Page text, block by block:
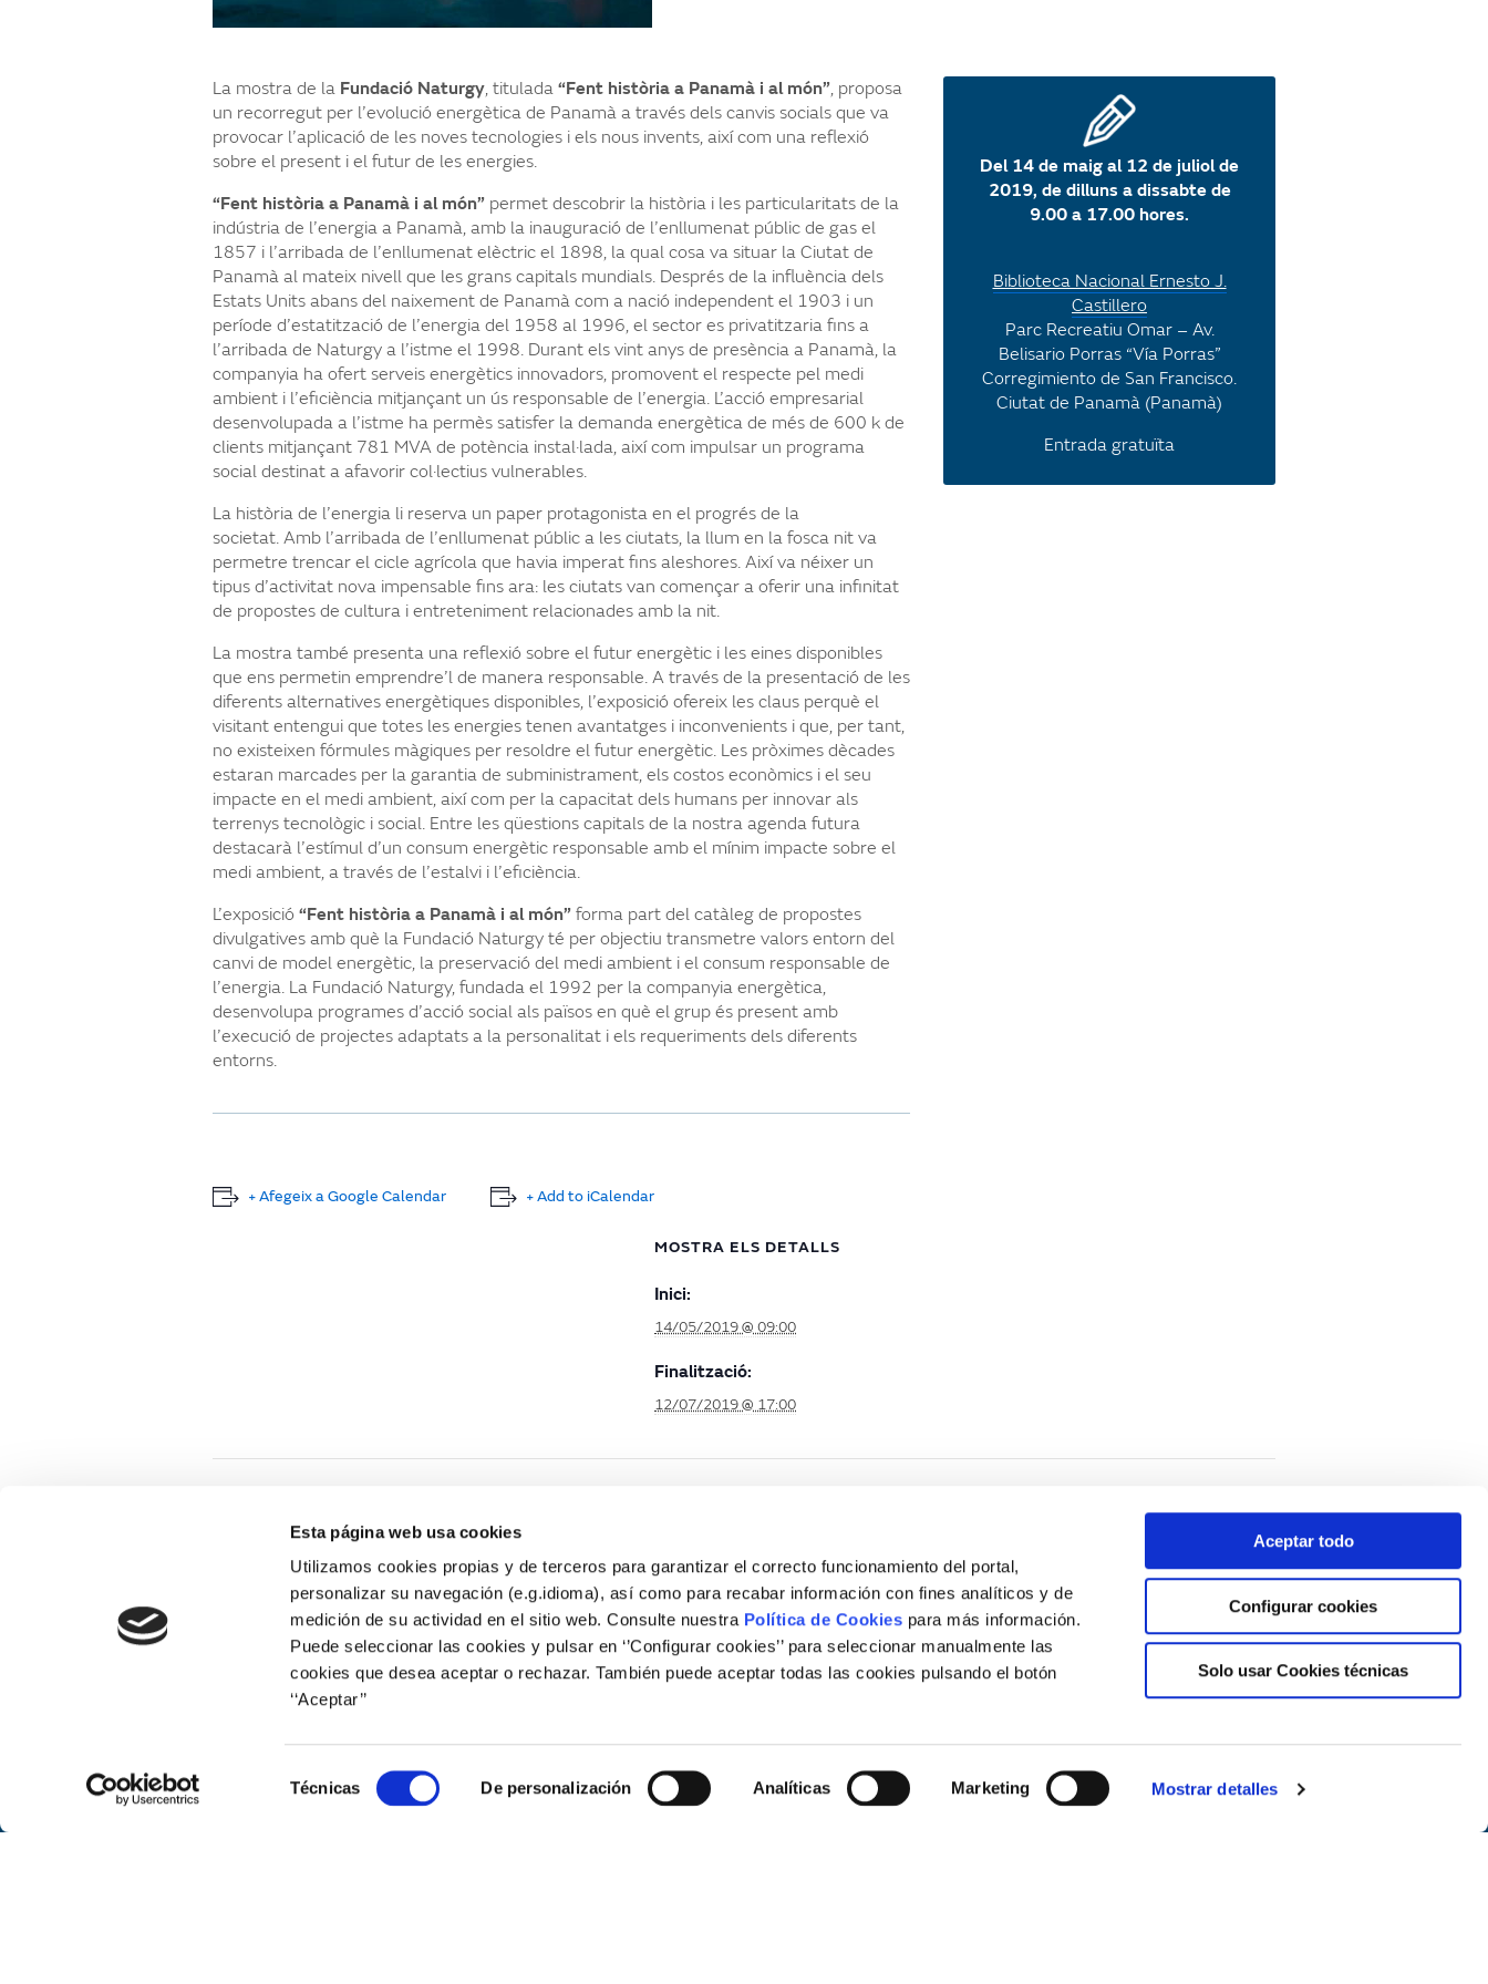
Esta página web usa cookies
Utilizamos cookies propias y de terceros para garantizar el correcto funcionamiento del portal,
personalizar su navegación (e.g.idioma), así como para recabar información con fines analíticos y de
medición de su actividad en el sitio web. Consulte nuestra Política de Cookies para más información.
Puede seleccionar las cookies y pulsar en ‘’Configurar cookies’’ para seleccionar manualmente las
cookies que desea aceptar o rechazar. También puede aceptar todas las cookies pulsando el botón
‘‘Aceptar’’
de
Técnicas De personalización Analíticas Marketing Mostrar detalles
Aceptar todo
Configurar cookies
Solo usar Cookies técnicas
La mostra de la Fundació Naturgy, titulada “Fent història a Panamà i al món”, proposa
un recorregut per l’evolució energètica de Panamà a través dels canvis socials que va
provocar l’aplicació de les noves tecnologies i els nous invents, així com una reflexió
sobre el present i el futur de les energies.
“Fent història a Panamà i al món” permet descobrir la història i les particularitats de la
indústria de l’energia a Panamà, amb la inauguració de l’enllumenat públic de gas el
1857 i l’arribada de l’enllumenat elèctric el 1898, la qual cosa va situar la Ciutat de
Panamà al mateix nivell que les grans capitals mundials. Després de la influència dels
Estats Units abans del naixement de Panamà com a nació independent el 1903 i un
període d’estatització de l’energia del 1958 al 1996, el sector es privatitzaria fins a
l’arribada de Naturgy a l’istme el 1998. Durant els vint anys de presència a Panamà, la
companyia ha ofert serveis energètics innovadors, promovent el respecte pel medi
ambient i l’eficiència mitjançant un ús responsable de l’energia. L’acció empresarial
desenvolupada a l’istme ha permès satisfer la demanda energètica de més de 600 k de
clients mitjançant 781 MVA de potència instal·lada, així com impulsar un programa
social destinat a afavorir col·lectius vulnerables.
La història de l’energia li reserva un paper protagonista en el progrés de la
societat. Amb l’arribada de l’enllumenat públic a les ciutats, la llum en la fosca nit va
permetre trencar el cicle agrícola que havia imperat fins aleshores. Així va néixer un
tipus d’activitat nova impensable fins ara: les ciutats van començar a oferir una infinitat
de propostes de cultura i entreteniment relacionades amb la nit.
La mostra també presenta una reflexió sobre el futur energètic i les eines disponibles
que ens permetin emprendre’l de manera responsable. A través de la presentació de les
diferents alternatives energètiques disponibles, l’exposició ofereix les claus perquè el
visitant entengui que totes les energies tenen avantatges i inconvenients i que, per tant,
no existeixen fórmules màgiques per resoldre el futur energètic. Les pròximes dècades
estaran marcades per la garantia de subministrament, els costos econòmics i el seu
impacte en el medi ambient, així com per la capacitat dels humans per innovar als
terrenys tecnològic i social. Entre les qüestions capitals de la nostra agenda futura
destacarà l’estímul d’un consum energètic responsable amb el mínim impacte sobre el
medi ambient, a través de l’estalvi i l’eficiència.
L’exposició “Fent història a Panamà i al món” forma part del catàleg de propostes
divulgatives amb què la Fundació Naturgy té per objectiu transmetre valors entorn del
canvi de model energètic, la preservació del medi ambient i el consum responsable de
l’energia. La Fundació Naturgy, fundada el 1992 per la companyia energètica,
desenvolupa programes d’acció social als països en què el grup és present amb
l’execució de projectes adaptats a la personalitat i els requeriments dels diferents
entorns.
Del 14 de maig al 12 de juliol de
2019, de dilluns a dissabte de
9.00 a 17.00 hores.
Biblioteca Nacional Ernesto J.
Castillero
Parc Recreatiu Omar – Av.
Belisario Porras “Vía Porras”
Corregimiento de San Francisco.
Ciutat de Panamà (Panamà)
Entrada gratuïta
+ Afegeix a Google Calendar + Add to iCalendar
MOSTRA ELS DETALLS
Inici:
14/05/2019 @ 09:00
Finalització:
12/07/2019 @ 17:00
Nota legal
Suscríbete